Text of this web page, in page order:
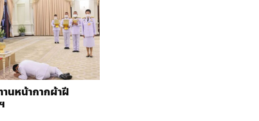
านหน้ากากผ้าฝี